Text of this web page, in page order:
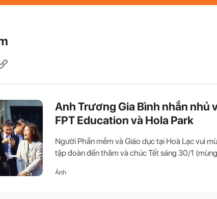
Anh Trương Gia Bình nhắn nhủ
FPT Education và Hola Park
Người Phần mềm và Giáo dục tại Hoà Lạc vui
tập đoàn đến thăm và chúc Tết sáng 30/1
Ảnh